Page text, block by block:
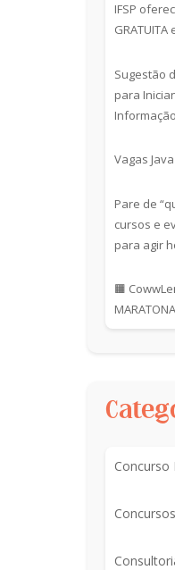
IFSP
Sugestão
para
Vagas
Pare de
cursos e
para agir
🟧
Concurso